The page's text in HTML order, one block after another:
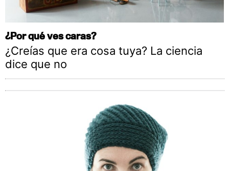
¿Por qué ves caras?
¿Creías que era cosa tuya? La ciencia
dice que no